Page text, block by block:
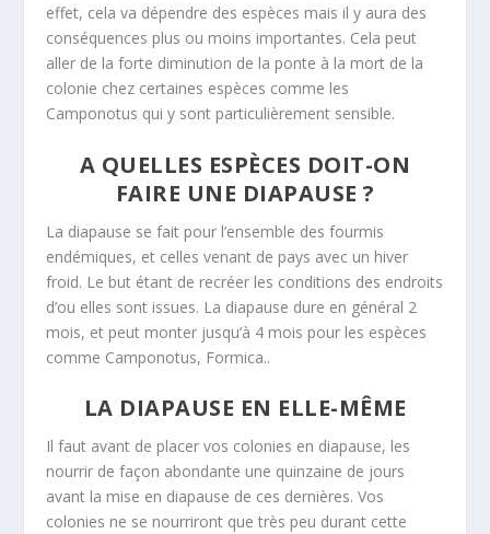
effet, cela va dépendre des espèces mais il y aura des
conséquences plus ou moins importantes. Cela peut
aller de la forte diminution de la ponte à la mort de la
colonie chez certaines espèces comme les
Camponotus qui y sont particulièrement sensible.
A QUELLES ESPÈCES DOIT-ON
FAIRE UNE DIAPAUSE ?
La diapause se fait pour l’ensemble des fourmis
endémiques, et celles venant de pays avec un hiver
froid. Le but étant de recréer les conditions des endroits
d’ou elles sont issues. La diapause dure en général 2
mois, et peut monter jusqu’à 4 mois pour les espèces
comme Camponotus, Formica..
LA DIAPAUSE EN ELLE-MÊME
Il faut avant de placer vos colonies en diapause, les
nourrir de façon abondante une quinzaine de jours
avant la mise en diapause de ces dernières. Vos
colonies ne se nourriront que très peu durant cette